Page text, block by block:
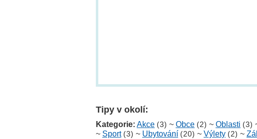
Tipy v okolí:
Kategorie: Akce (3) ~ Obce (2) ~ Oblasti (3)
~ Sport (3) ~ Ubytování (20) ~ Výlety (2) ~